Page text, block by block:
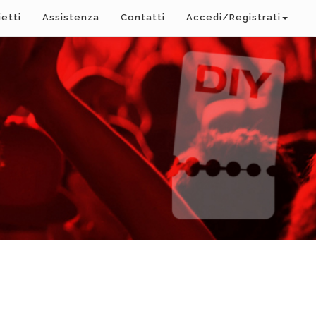
Assistenza Contatti Accedi/Registrati